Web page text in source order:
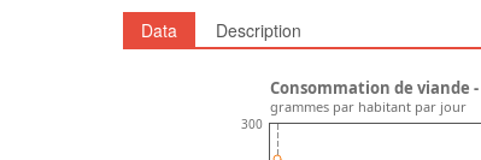
Data Description
300
Consommation de viande
grammes par habitant par jour